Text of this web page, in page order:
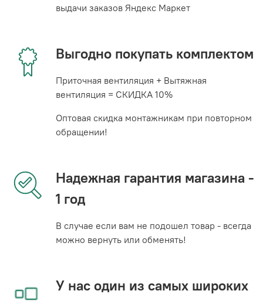
выдачи заказов Яндекс Маркет
Выгодно покупать комплектом
Приточная вентиляция + Вытяжная
вентиляция = СКИДКА 10%
Оптовая скидка монтажникам при повторном
обращении!
Надежная гарантия магазина -
1 год
В случае если вам не подошел товар - всегда
можно вернуть или обменять!
У нас один из самых широких